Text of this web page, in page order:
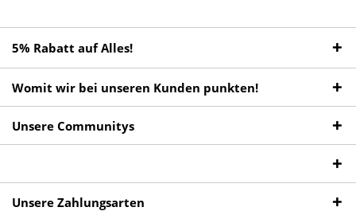
5% Rabatt auf Alles!
Womit wir bei unseren Kunden punkten!
Unsere Communitys
Unsere Zahlungsarten